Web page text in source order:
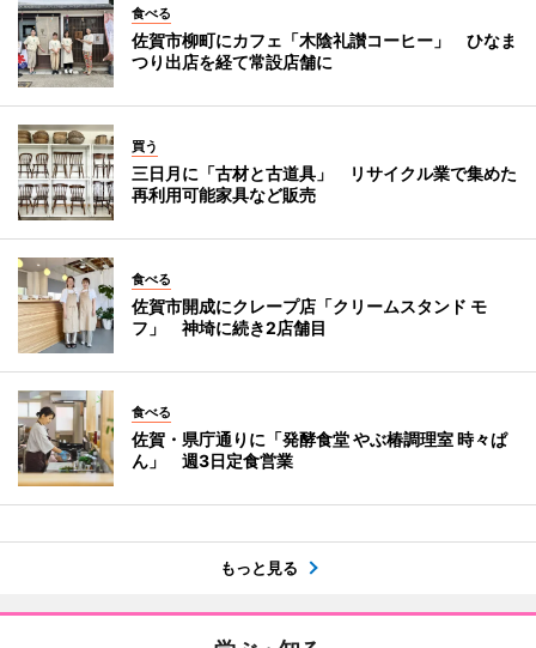
食べる
佐賀市柳町にカフェ「木陰礼讃コーヒー」 ひなま
つり出店を経て常設店舗に
買う
三日月に「古材と古道具」 リサイクル業で集めた
再利用可能家具など販売
食べる
佐賀市開成にクレープ店「クリームスタンド モ
フ」 神埼に続き2店舗目
食べる
佐賀・県庁通りに「発酵食堂 やぶ椿調理室 時々ぱ
ん」 週3日定食営業
もっと見る